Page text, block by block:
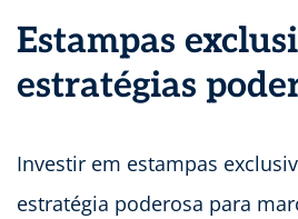
Estampas
estratégias
Investir em estampas
estratégia poderosa para